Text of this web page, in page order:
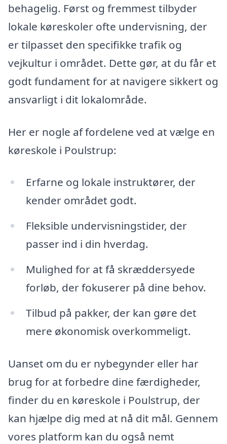
behagelig. Først og fremmest tilbyder
lokale køreskoler ofte undervisning, der
er tilpasset den specifikke trafik og
vejkultur i området. Dette gør, at du får et
godt fundament for at navigere sikkert og
ansvarligt i dit lokalområde.
Her er nogle af fordelene ved at vælge en
køreskole i Poulstrup:
Erfarne og lokale instruktører, der
kender området godt.
Fleksible undervisningstider, der
passer ind i din hverdag.
Mulighed for at få skræddersyede
forløb, der fokuserer på dine behov.
Tilbud på pakker, der kan gøre det
mere økonomisk overkommeligt.
Uanset om du er nybegynder eller har
brug for at forbedre dine færdigheder,
finder du en køreskole i Poulstrup, der
kan hjælpe dig med at nå dit mål. Gennem
vores platform kan du også nemt